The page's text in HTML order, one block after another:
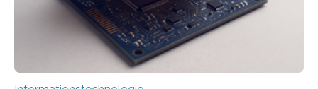
und Mimik im Einklang sind…